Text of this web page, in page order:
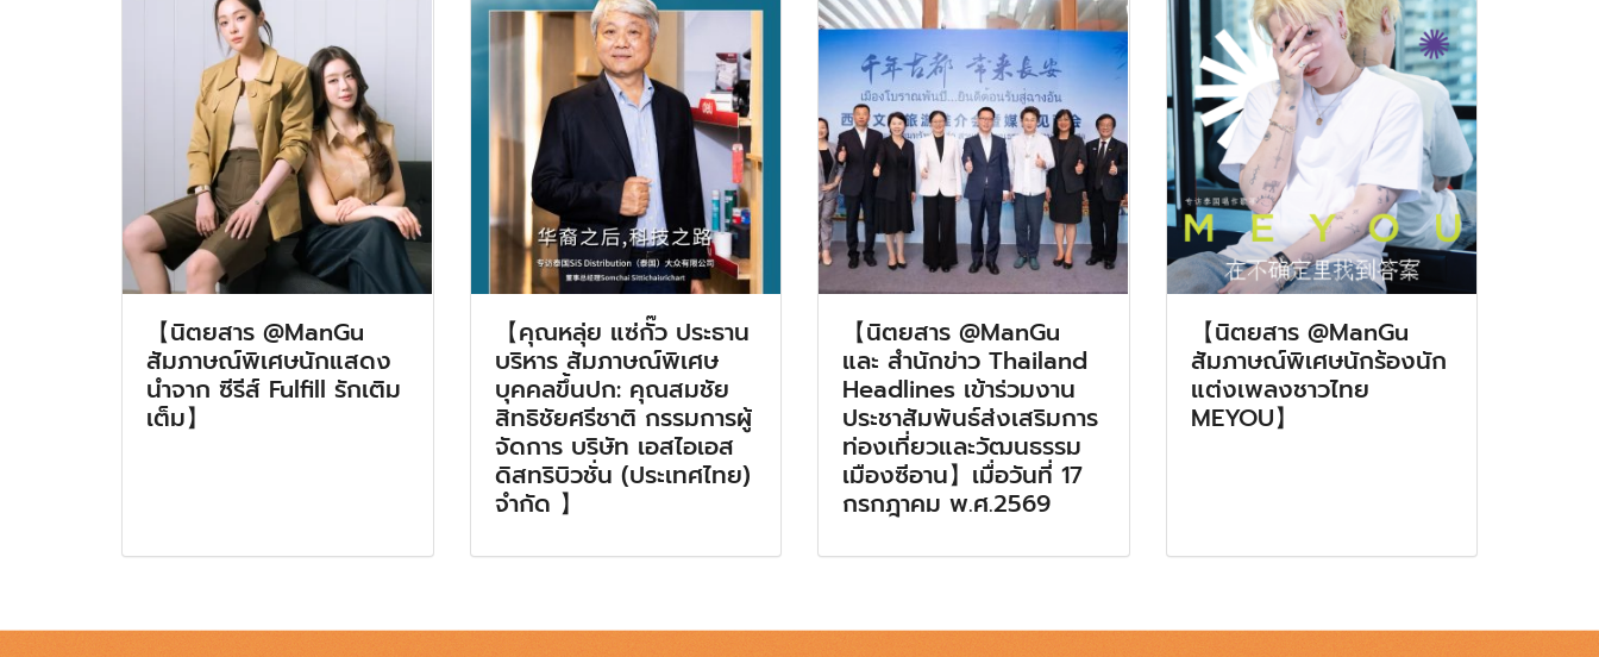
【นิตยสาร @ManGu
สัมภาษณ์พิเศษนักแสดง
นำจาก ซีรีส์ Fulfill รักเติม
เต็ม】
【คุณหลุ่ย แซ่กั๊ว ประธาน
บริหาร สัมภาษณ์พิเศษ
บุคคลขึ้นปก: คุณสมชัย
สิทธิชัยศรีชาติ กรรมการผู้
จัดการ บริษัท เอสไอเอส
ดิสทริบิวชั่น (ประเทศไทย)
จำกัด 】
【นิตยสาร @ManGu
และ สำนักข่าว Thailand
Headlines เข้าร่วมงาน
ประชาสัมพันธ์ส่งเสริมการ
ท่องเที่ยวและวัฒนธรรม
เมืองซีอาน】เมื่อวันที่ 17
กรกฎาคม พ.ศ.2569
【นิตยสาร @ManGu
สัมภาษณ์พิเศษนักร้องนัก
แต่งเพลงชาวไทย
MEYOU】